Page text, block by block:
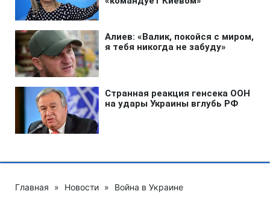
Главная » Новости » Война в Украине